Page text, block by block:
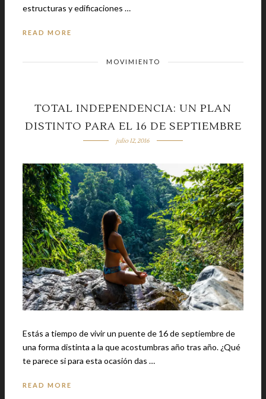
estructuras y edificaciones …
READ MORE
MOVIMIENTO
TOTAL INDEPENDENCIA: UN PLAN
DISTINTO PARA EL 16 DE SEPTIEMBRE
julio 12, 2016
Estás a tiempo de vivir un puente de 16 de septiembre de
una forma distinta a la que acostumbras año tras año. ¿Qué
te parece si para esta ocasión das …
READ MORE